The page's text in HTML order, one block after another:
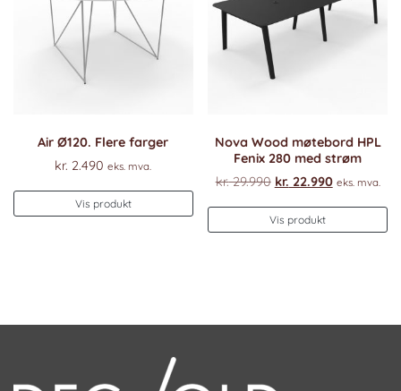
Air Ø120. Flere farger
kr. 2.490 eks. mva.
Vis produkt
Nova Wood møtebord HPL
Fenix 280 med strøm
kr.29.990 Opprinnelig
var:
kr. 29.990.
kr. 22.990
kr. 22.990.
eks. mva.
Vis produkt